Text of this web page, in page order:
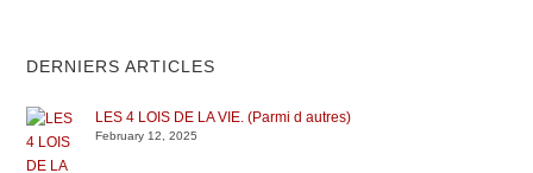
DERNIERS ARTICLES
LES 4 LOIS DE LA VIE. (Parmi d autres)
February 12, 2025